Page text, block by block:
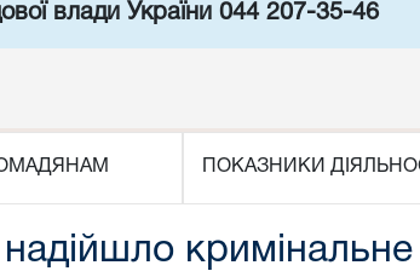
влади України 044 207-35-46
ПОКАЗНИКИ